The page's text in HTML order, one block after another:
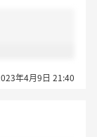
年4月9日 21:40